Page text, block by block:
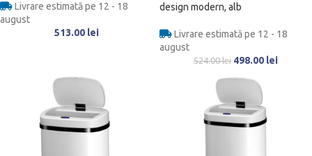
Livrare estimată pe 12 - 18
august
513.00 lei
design modern, alb
Livrare estimată pe 12 - 18
august
524.00lei 498.00 lei